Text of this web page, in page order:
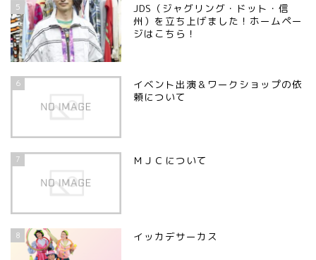
5
JDS（ジャグリング・ドット・信
州）を立ち上げました！ホームペー
ジはこちら！
6
イベント出演＆ワークショップの依
頼について
7 ＭＪＣについて
8 イッカデサーカス